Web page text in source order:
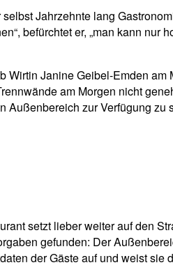
Jahrzehnte lang
befürchtet er, „man kann nur
Wirtin Janine Geibel-Emden
am Morgen nicht
zur Verfügung zu
setzt lieber weiter auf den
gefunden: Der
der Gäste auf und weist sie